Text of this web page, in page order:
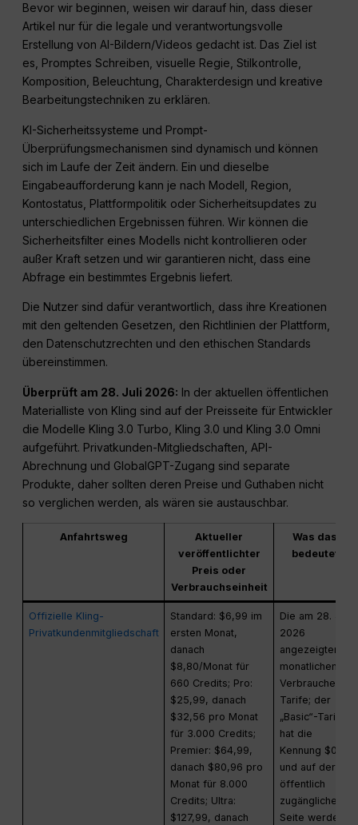
Bevor wir beginnen, weisen wir darauf hin, dass dieser
Artikel nur für die legale und verantwortungsvolle
Erstellung von AI-Bildern/Videos gedacht ist. Das Ziel ist
es, Promptes Schreiben, visuelle Regie, Stilkontrolle,
Komposition, Beleuchtung, Charakterdesign und kreative
Bearbeitungstechniken zu erklären.
KI-Sicherheitssysteme und Prompt-
Überprüfungsmechanismen sind dynamisch und können
sich im Laufe der Zeit ändern. Ein und dieselbe
Eingabeaufforderung kann je nach Modell, Region,
Kontostatus, Plattformpolitik oder Sicherheitsupdates zu
unterschiedlichen Ergebnissen führen. Wir können die
Sicherheitsfilter eines Modells nicht kontrollieren oder
außer Kraft setzen und wir garantieren nicht, dass eine
Abfrage ein bestimmtes Ergebnis liefert.
Die Nutzer sind dafür verantwortlich, dass ihre Kreationen
mit den geltenden Gesetzen, den Richtlinien der Plattform,
den Datenschutzrechten und den ethischen Standards
übereinstimmen.
Überprüft am 28. Juli 2026: In der aktuellen öffentlichen
Materialliste von Kling sind auf der Preisseite für Entwickler
die Modelle Kling 3.0 Turbo, Kling 3.0 und Kling 3.0 Omni
aufgeführt. Privatkunden-Mitgliedschaften, API-
Abrechnung und GlobalGPT-Zugang sind separate
Produkte, daher sollten deren Preise und Guthaben nicht
so verglichen werden, als wären sie austauschbar.
Anfahrtsweg
Aktueller
veröffentlichter
Preis oder
Verbrauchseinheit
Was das
bedeutet
Offizielle Kling-
Privatkundenmitgliedschaft
Standard: $6,99 im
ersten Monat,
danach
$8,80/Monat für
660 Credits; Pro:
$25,99, danach
$32,56 pro Monat
für 3.000 Credits;
Premier: $64,99,
danach $80,96 pro
Monat für 8.000
Credits; Ultra:
$127,99, danach
Die am 28. Juli
2026
angezeigten
monatlichen
Verbraucher-
Tarife; der
„Basic“-Tarif
hat die
Kennung $0,
und auf der
öffentlich
zugänglichen
Seite werden